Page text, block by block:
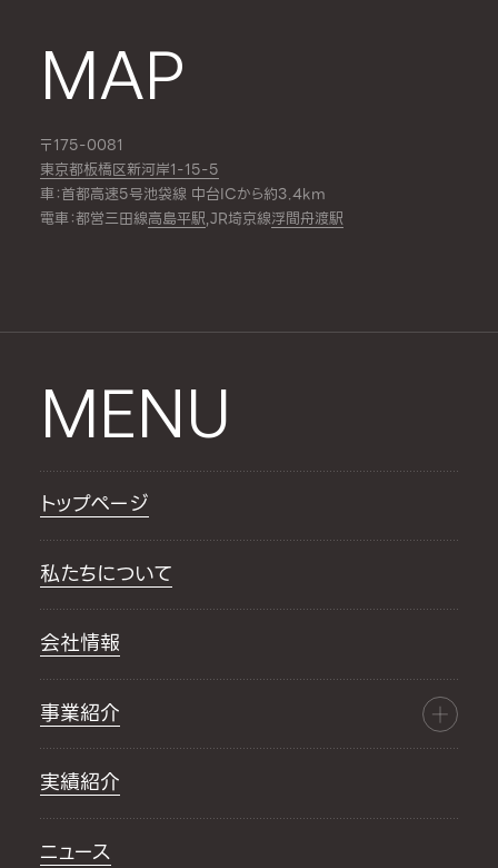
MAP
〒175-0081
東京都板橋区新河岸1-15-5
車：首都高速5号池袋線 中台ICから約3.4km
電車：都営三田線高島平駅,JR埼京線浮間舟渡駅
MENU
トップページ
私たちについて
会社情報
事業紹介
実績紹介
ニュース